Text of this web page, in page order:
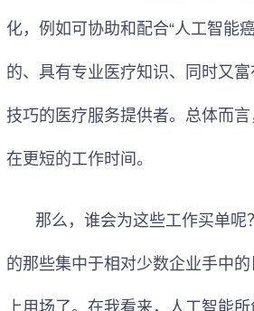
化，例如可协助和配合“人工智能
的、具有专业医疗知识、同时又
技巧的医疗服务提供者。总体而
在更短的工作时间。
那么，谁会为这些工作买单呢
的那些集中于相对少数企业手中